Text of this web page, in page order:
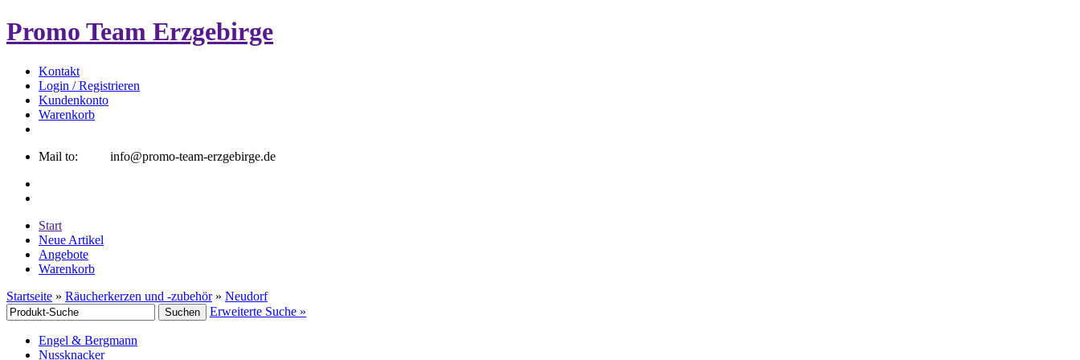
Promo Team Erzgebirge
Kontakt
Login / Registrieren
Kundenkonto
Warenkorb
Mail to: info@promo-team-erzgebirge.de
Start
Neue Artikel
Angebote
Warenkorb
Startseite » Räucherkerzen und -zubehör» Neudorf
Erweiterte Suche »
Engel & Bergmann
Nussknacker